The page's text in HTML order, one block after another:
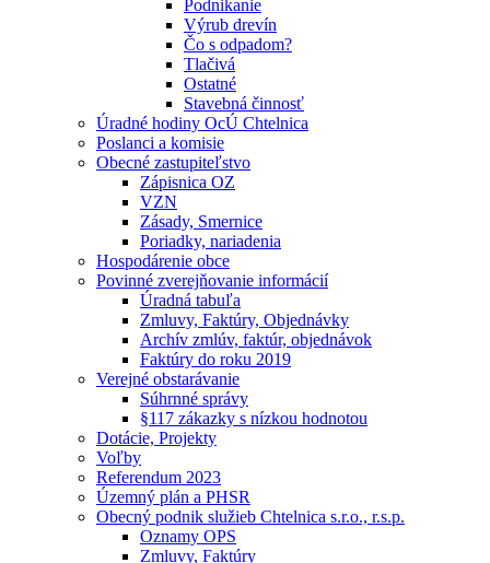
Podnikanie
Výrub drevín
Čo s odpadom?
Tlačivá
Ostatné
Stavebná činnosť
Úradné hodiny OcÚ Chtelnica
Poslanci a komisie
Obecné zastupiteľstvo
Zápisnica OZ
VZN
Zásady, Smernice
Poriadky, nariadenia
Hospodárenie obce
Povinné zverejňovanie informácií
Úradná tabuľa
Zmluvy, Faktúry, Objednávky
Archív zmlúv, faktúr, objednávok
Faktúry do roku 2019
Verejné obstarávanie
Súhrnné správy
§117 zákazky s nízkou hodnotou
Dotácie, Projekty
Voľby
Referendum 2023
Územný plán a PHSR
Obecný podnik služieb Chtelnica s.r.o., r.s.p.
Oznamy OPS
Zmluvy, Faktúry